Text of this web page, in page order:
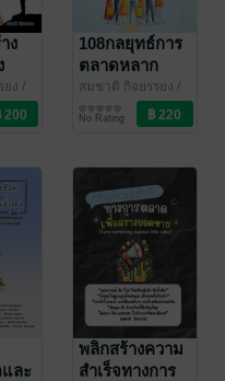
ง
ยง /
108กลยุทธ์การ
ตลาดหลาก
หลายสีทวีความ
สมชาติ กิจยรรยง /
สมชาติไอบีซี
การตลาดและการ
บัญชี
No Rating
ละ
พลิกสร้างความ
สำเร็จทางการ